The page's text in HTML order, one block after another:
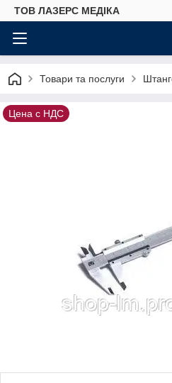
ТОВ ЛАЗЕРС МЕДІКА
Товари та послуги
Цена с НДС